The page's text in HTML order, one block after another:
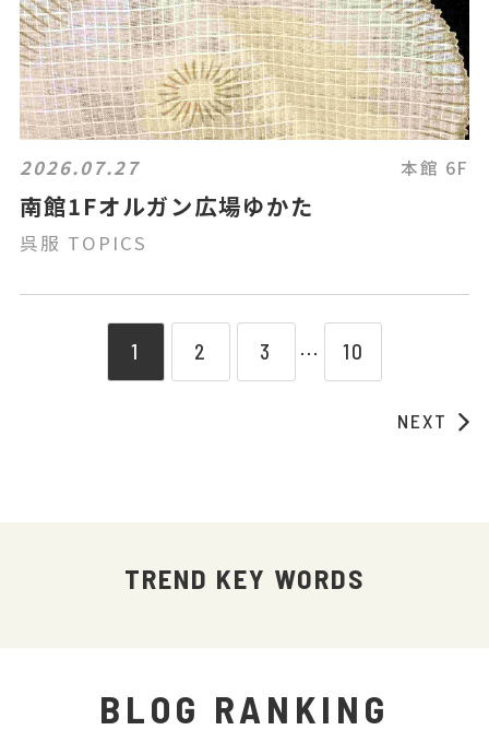
2026.07.27 本館 6F
南館1Fオルガン広場ゆかた
呉服 TOPICS
1 2 3 ⋯ 10
NEXT
TREND KEY WORDS
BLOG RANKING